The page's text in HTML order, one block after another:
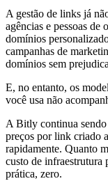
A gestão de links já
agências e pessoas de
domínios
campanhas de
domínios sem
E, no entanto, os
você usa não
A Bitly continua
preços por link criado
rapidamente. Quanto
custo de infraestrutura
prática, zero.